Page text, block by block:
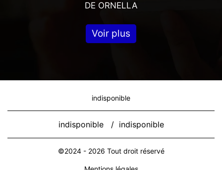
DE ORNELLA
Voir plus
indisponible
indisponible / indisponible
©2024 - 2026 Tout droit réservé